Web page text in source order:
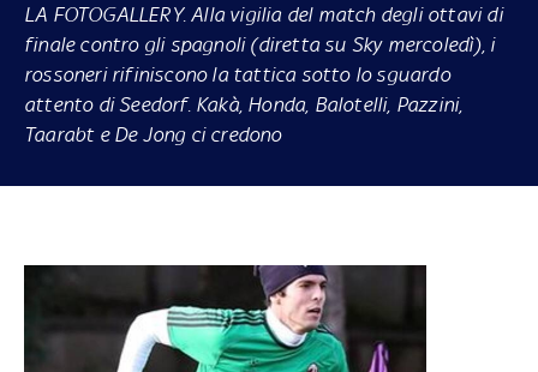
LA FOTOGALLERY. Alla vigilia del match degli ottavi di
finale contro gli spagnoli (diretta su Sky mercoledì), i
rossoneri rifiniscono la tattica sotto lo sguardo
attento di Seedorf. Kakà, Honda, Balotelli, Pazzini,
Taarabt e De Jong ci credono